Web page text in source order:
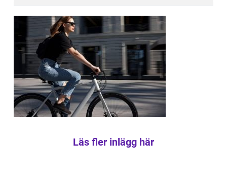
Läs fler inlägg här